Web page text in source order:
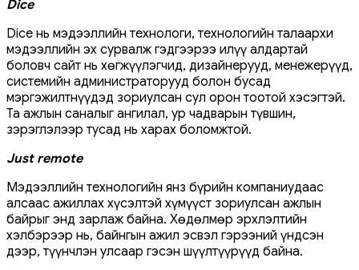
Dice
Dice нь мэдээллийн технологи, технологийн талаархи
мэдээллийн эх сурвалж гэдгээрээ илүү алдартай
боловч сайт нь хөгжүүлэгчид, дизайнерууд, менежерүүд,
системийн администраторууд болон бусад
мэргэжилтнүүдэд зориулсан сул орон тоотой хэсэгтэй.
Та ажлын саналыг ангилал, ур чадварын түвшин,
зэрэглэлээр тусад нь харах боломжтой.
Just remote
Мэдээллийн технологийн янз бүрийн компаниудаас
алсаас ажиллах хүсэлтэй хүмүүст зориулсан ажлын
байрыг энд зарлаж байна. Хөдөлмөр эрхлэлтийн
хэлбэрээр нь, байнгын ажил эсвэл гэрээний үндсэн
дээр, түүнчлэн улсаар гэсэн шүүлтүүрүүд байна.